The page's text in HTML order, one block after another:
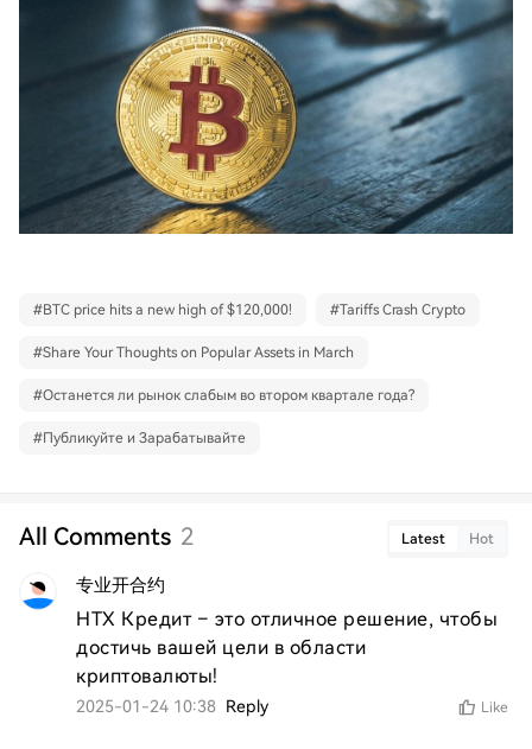
#BTC price hits a new high of $120,000! #Tariffs Crash Crypto
#Share Your Thoughts on Popular Assets in March
#Останется ли рынок слабым во втором квартале года?
#Публикуйте и Зарабатывайте
All Comments 2 Latest Hot
专业开合约
HTX Кредит – это отличное решение, чтобы
достичь вашей цели в области
криптовалюты!
2025-01-24 10:38 Reply Like